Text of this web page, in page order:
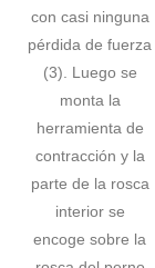
con casi ninguna
pérdida de fuerza
(3). Luego se
monta la
herramienta de
contracción y la
parte de la rosca
interior se
encoge sobre la